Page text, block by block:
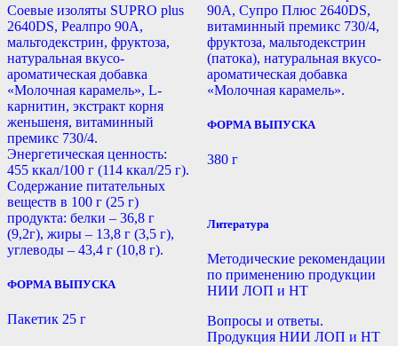
Соевые изоляты SUPRO plus
2640DS, Реалпро 90А,
мальтодекстрин, фруктоза,
натуральная вкусо-
ароматическая добавка
«Молочная карамель», L-
карнитин, экстракт корня
женьшеня, витаминный
премикс 730/4.
Энергетическая ценность:
455 ккал/100 г (114 ккал/25 г).
Содержание питательных
веществ в 100 г (25 г)
продукта: белки – 36,8 г
(9,2г), жиры – 13,8 г (3,5 г),
углеводы – 43,4 г (10,8 г).
ФОРМА ВЫПУСКА
Пакетик 25 г
90А, Супро Плюс 2640DS,
витаминный премикс 730/4,
фруктоза, мальтодекстрин
(патока), натуральная вкусо-
ароматическая добавка
«Молочная карамель».
ФОРМА ВЫПУСКА
380 г
Литература
Методические рекомендации
по применению продукции
НИИ ЛОП и НТ
Вопросы и ответы.
Продукция НИИ ЛОП и НТ